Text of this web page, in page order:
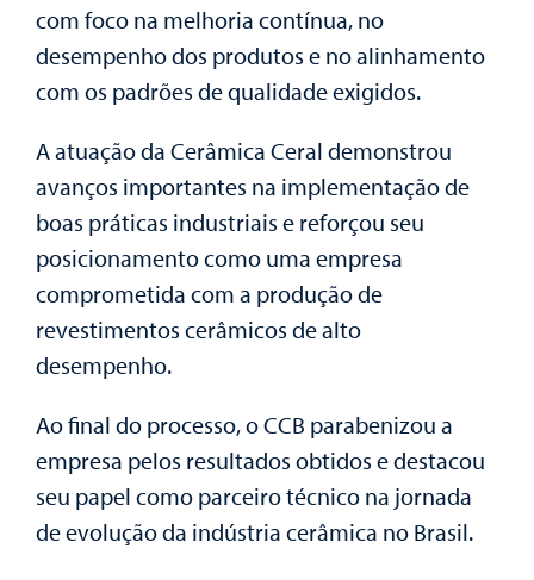
com foco na melhoria contínua, no
desempenho dos produtos e no alinhamento
com os padrões de qualidade exigidos.
A atuação da Cerâmica Ceral demonstrou
avanços importantes na implementação de
boas práticas industriais e reforçou seu
posicionamento como uma empresa
comprometida com a produção de
revestimentos cerâmicos de alto
desempenho.
Ao final do processo, o CCB parabenizou a
empresa pelos resultados obtidos e destacou
seu papel como parceiro técnico na jornada
de evolução da indústria cerâmica no Brasil.